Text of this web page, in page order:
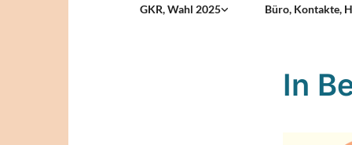
GKR, Wahl 2025 Büro, Kontakte,
In